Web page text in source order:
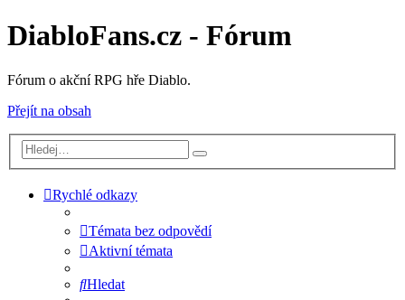
DiabloFans.cz - Fórum
Fórum o akční RPG hře Diablo.
Přejít na obsah
Rychlé odkazy
Témata bez odpovědí
Aktivní témata
Hledat